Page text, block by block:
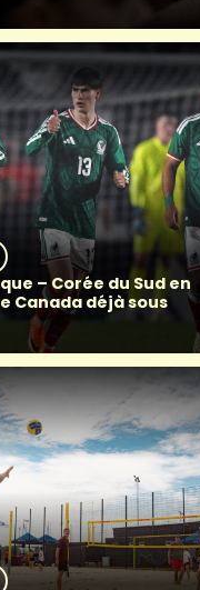
– Corée du Sud en
Canada déjà sous